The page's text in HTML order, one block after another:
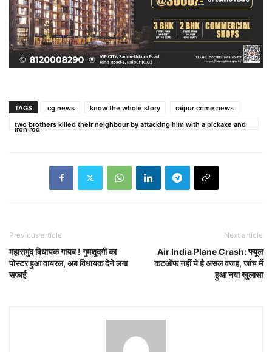
TAGS cg news know the whole story
raipur crime news
two brothers killed their neighbour by attacking him with a pickaxe and
iron rod
Previous article
महासमुंद विधायक गायब ! गुमशुदगी का
पोस्टर हुआ वायरल, अब विधायक देने लगा
सफाई
Next article
Air India Plane Crash: फ्यूल
कटऑफ नहीं ये है असल वजह, जांच में
हुआ नया खुलासा